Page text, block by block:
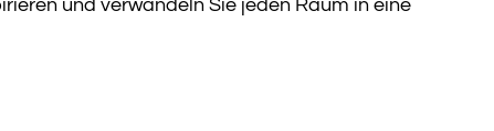
und verwandeln Sie jeden Raum in eine